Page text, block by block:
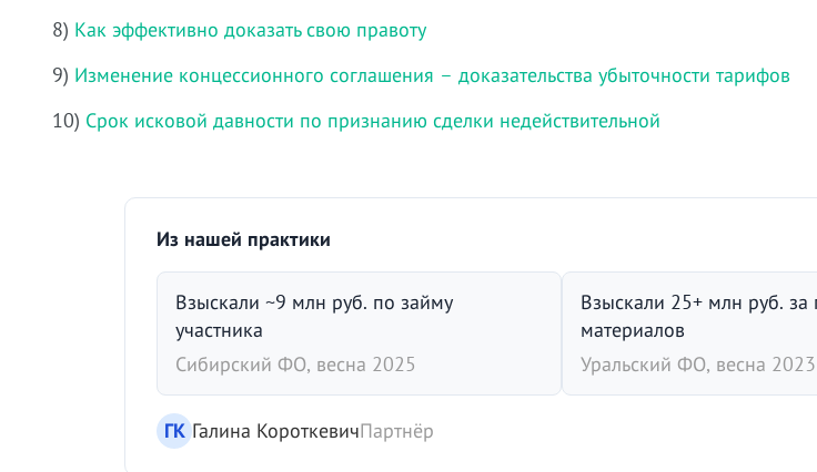
8) Как эффективно доказать свою правоту
9) Изменение концессионного соглашения – доказательства убыточности тарифов
10) Срок исковой давности по признанию сделки недействительной
Из нашей практики
Взыскали ~9 млн руб. по займу
участника
Сибирский ФО, весна 2025
Взыскали 25+ млн руб. за
материалов
Уральский ФО, весна 2023
ГК Галина КороткевичПартнёр